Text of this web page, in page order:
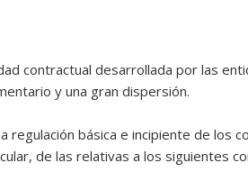
contractual desarrollada por las
y una gran dispersión.
regulación básica e incipiente de los
de las relativas a los siguientes